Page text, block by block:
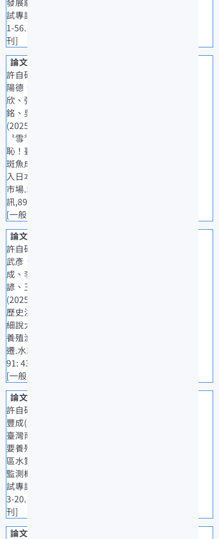
試專訊,89: 5
1-56. [一般期
刊]
許自研、陳
陽德、王淑
欣、張軒
銘、吳豐成
(2025)一
〝雪〞前
恥！臺灣石
斑魚成功打
入日本消費
市場.水試專
訊,89: 36-41.
[一般期刊]
許自研、郭
武彥、吳豐
成、李秉
諺、王玟傑
(2025)靜觀
歷史洪流－
細說大鵬灣
養殖漁業變
遷.水試專訊,
91: 43-47.
[一般期刊]
許自研、吳
豐成(2025)
臺灣南部重
要養殖生產
區水質長期
監測概述.水
試專訊,91: 1
3-20. [一般期
刊]